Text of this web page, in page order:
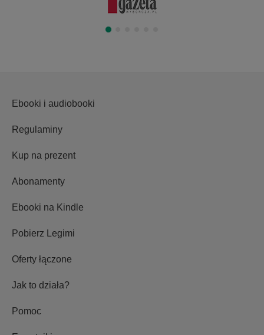
Ebooki i audiobooki
Regulaminy
Kup na prezent
Abonamenty
Ebooki na Kindle
Pobierz Legimi
Oferty łączone
Jak to działa?
Pomoc